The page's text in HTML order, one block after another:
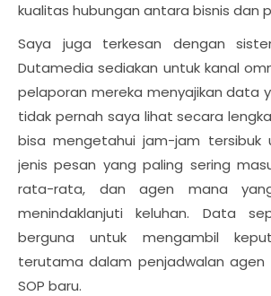
kualitas hubungan antara bisnis dan
Saya juga terkesan dengan
Dutamedia sediakan untuk kanal
pelaporan mereka menyajikan data
tidak pernah saya lihat secara
bisa mengetahui jam-jam tersibuk
jenis pesan yang paling sering
rata-rata, dan agen mana
menindaklanjuti keluhan. Data
berguna untuk mengambil
terutama dalam penjadwalan agen
SOP baru.